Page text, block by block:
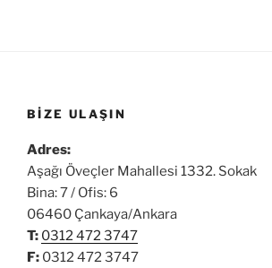
BIZE ULAŞIN
Adres:
Aşağı Öveçler Mahallesi 1332. Sokak
Bina: 7 / Ofis: 6
06460 Çankaya/Ankara
T: 0312 472 3747
F: 0312 472 3747